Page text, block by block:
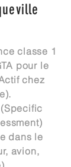
classe 1
pour le
chez
dans le
, avion,